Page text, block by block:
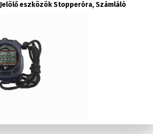
eszközök Stopperóra, Számláló